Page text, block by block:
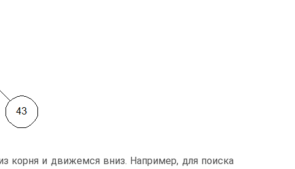
корня и движемся вниз. Например, для поиска